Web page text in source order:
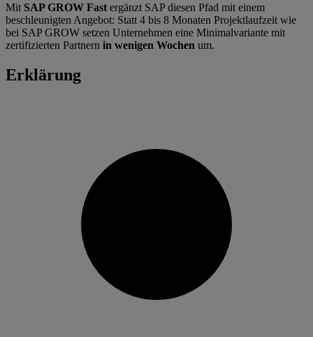
Mit SAP GROW Fast ergänzt SAP diesen Pfad mit einem
beschleunigten Angebot: Statt 4 bis 8 Monaten Projektlaufzeit wie
bei SAP GROW setzen Unternehmen eine Minimalvariante mit
zertifizierten Partnern in wenigen Wochen um.
Erklärung